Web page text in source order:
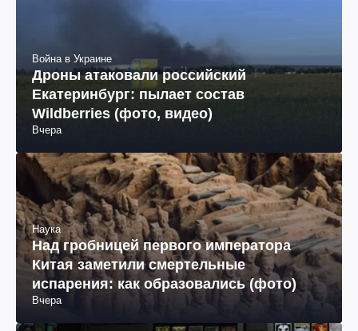
Война в Украине
Дроны атаковали российский
Екатеринбург: пылает состав
Wildberries (фото, видео)
Вчера
Наука
Над гробницей первого императора
Китая заметили смертельные
испарения: как образовались (фото)
Вчера